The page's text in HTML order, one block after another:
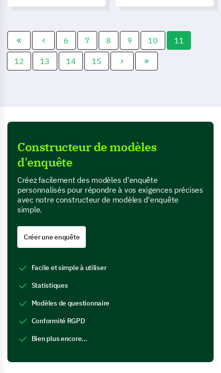
mesurer la satisfaction.
6 7 8 9 10 11
12 13 14 15
Constructeur de modèles
d'enquête
Créez facilement des modèles d'enquête
personnalisés pour répondre à vos exigences précises
avec notre constructeur de modèles d'enquête
simple.
Créer une enquête
Facile et simple à utiliser
Statistiques
Modèles de questionnaire
Conformité RGPD
Bien plus encore…